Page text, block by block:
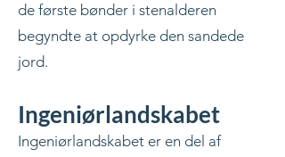
de første bønder i stenalderen
begyndte at opdyrke den sandede
jord.
Ingeniørlandskabet
Ingeniørlandskabet er en del af